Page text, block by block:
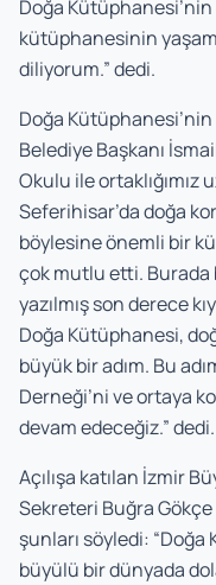
Doğa
kütüphanesinin
diliyorum.” dedi.
Doğa Kütüphanesi’nin
Belediye Başkanı
Okulu ile ortaklığımız
Seferihisar’da doğa
böylesine önemli bir
çok mutlu etti. Burada
yazılmış son derece
Doğa Kütüphanesi,
büyük bir adım. Bu
Derneği’ni ve ortaya
devam edeceğiz.” dedi.
Açılışa katılan İzmir
Sekreteri Buğra
şunları söyledi:
büyülü bir dünyada